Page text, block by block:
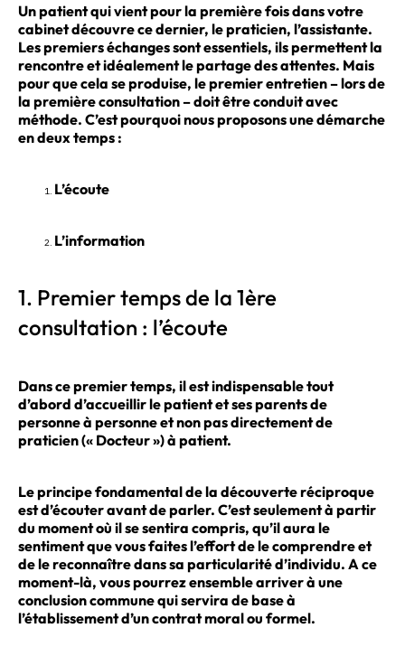
Un patient qui vient pour la première fois dans votre
cabinet découvre ce dernier, le praticien, l’assistante.
Les premiers échanges sont essentiels, ils permettent la
rencontre et idéalement le partage des attentes. Mais
pour que cela se produise, le premier entretien – lors de
la première consultation – doit être conduit avec
méthode. C’est pourquoi nous proposons une démarche
en deux temps :
L’écoute
L’information
1. Premier temps de la 1ère
consultation : l’écoute
Dans ce premier temps, il est indispensable tout
d’abord d’accueillir le patient et ses parents de
personne à personne et non pas directement de
praticien (« Docteur ») à patient.
Le principe fondamental de la découverte réciproque
est d’écouter avant de parler. C’est seulement à partir
du moment où il se sentira compris, qu’il aura le
sentiment que vous faites l’effort de le comprendre et
de le reconnaître dans sa particularité d’individu. A ce
moment-là, vous pourrez ensemble arriver à une
conclusion commune qui servira de base à
l’établissement d’un contrat moral ou formel.